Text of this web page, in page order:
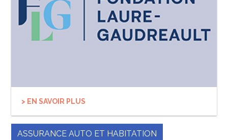
> EN SAVOIR PLUS
ASSURANCE AUTO ET HABITATION